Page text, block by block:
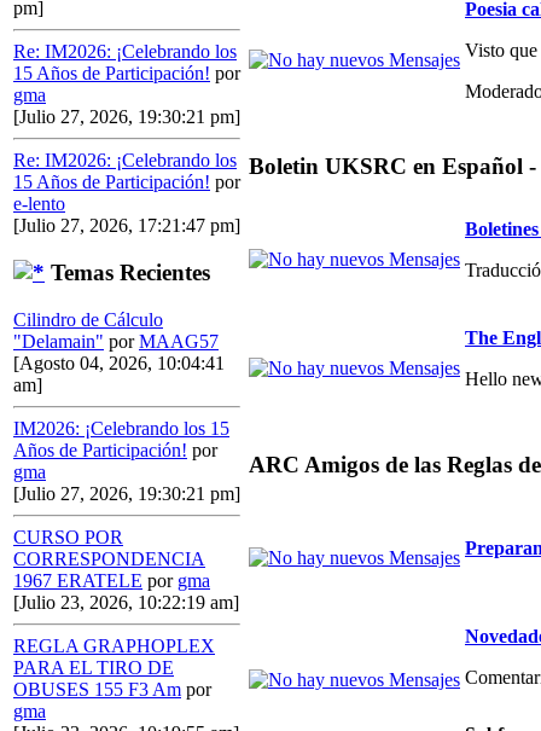
pm]
Re: IM2026: ¡Celebrando los
15 Años de Participación! por
gma
[Julio 27, 2026, 19:30:21 pm]
Re: IM2026: ¡Celebrando los
15 Años de Participación! por
e-lento
[Julio 27, 2026, 17:21:47 pm]
Temas Recientes
Cilindro de Cálculo
"Delamain" porMAAG57
[Agosto 04, 2026, 10:04:41
am]
IM2026: ¡Celebrando los 15
Años de Participación! por
gma
[Julio 27, 2026, 19:30:21 pm]
CURSO POR
CORRESPONDENCIA
1967 ERATELE por gma
[Julio 23, 2026, 10:22:19 am]
REGLA GRAPHOPLEX
PARA EL TIRO DE
OBUSES 155 F3 Am por
gma
Poesia
Visto que
Boletin UKSRC en Español
The
Hello
ARC Amigos de las Reglas